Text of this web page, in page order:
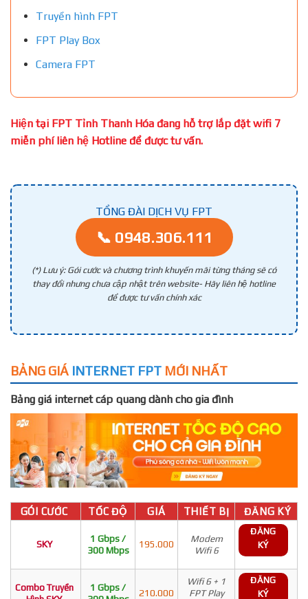
Truyền hình FPT
FPT Play Box
Camera FPT
Hiện tại FPT Tỉnh Thanh Hóa đang hỗ trợ lắp đặt wifi 7
miễn phí liên hệ Hotline để được tư vấn.
TỔNG ĐÀI DỊCH VỤ FPT
📞 0948.306.111
(*) Lưu ý: Gói cước và chương trình khuyến mãi từng tháng sẽ có
thay đổi nhưng chưa cập nhật trên website- Hãy liên hệ hotline
để được tư vấn chính xác
BẢNG GIÁ INTERNET FPT MỚI NHẤT
Bảng giá internet cáp quang dành cho gia đình
GÓI CƯỚC TỐC ĐỘ GIÁ THIẾT BỊ ĐĂNG KÝ
SKY
1 Gbps /
300 Mbps
195.000
Modem
Wifi 6
ĐĂNG
KÝ
Combo Truyền
1 Gbps /
210.000
Wifi 6 + 1
FPT Play
ĐĂNG
KÝ